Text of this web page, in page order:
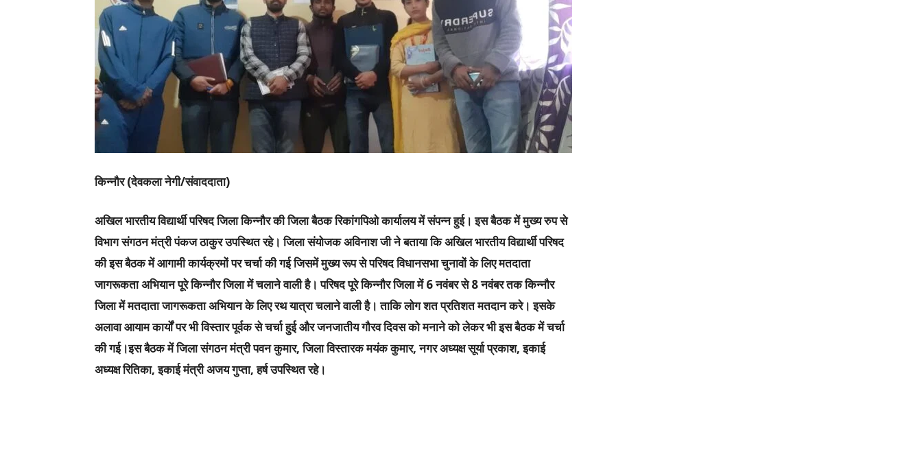
किन्नौर (देवकला नेगी/संवाददाता)
अखिल भारतीय विद्यार्थी परिषद जिला किन्नौर की जिला बैठक रिकांगपिओ कार्यालय में संपन्न हुई। इस बैठक में मुख्य रुप से
विभाग संगठन मंत्री पंकज ठाकुर उपस्थित रहे। जिला संयोजक अविनाश जी ने बताया कि अखिल भारतीय विद्यार्थी परिषद
की इस बैठक में आगामी कार्यक्रमों पर चर्चा की गई जिसमें मुख्य रूप से परिषद विधानसभा चुनावों के लिए मतदाता
जागरूकता अभियान पूरे किन्नौर जिला में चलाने वाली है। परिषद पूरे किन्नौर जिला में 6 नवंबर से 8 नवंबर तक किन्नौर
जिला में मतदाता जागरूकता अभियान के लिए रथ यात्रा चलाने वाली है। ताकि लोग शत प्रतिशत मतदान करे। इसके
अलावा आयाम कार्यों पर भी विस्तार पूर्वक से चर्चा हुई और जनजातीय गौरव दिवस को मनाने को लेकर भी इस बैठक में चर्चा
की गई।इस बैठक में जिला संगठन मंत्री पवन कुमार, जिला विस्तारक मयंक कुमार, नगर अध्यक्ष सूर्या प्रकाश, इकाई
अध्यक्ष रितिका, इकाई मंत्री अजय गुप्ता, हर्ष उपस्थित रहे।